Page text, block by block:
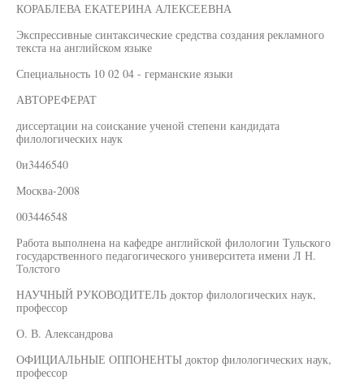
КОРАБЛЕВА ЕКАТЕРИНА АЛЕКСЕЕВНА
Экспрессивные синтаксические средства создания рекламного
текста на английском языке
Специальность 10 02 04 - германские языки
АВТОРЕФЕРАТ
диссертации на соискание ученой степени кандидата
филологических наук
0и3446540
Москва-2008
003446548
Работа выполнена на кафедре английской филологии Тульского
государственного педагогического университета имени Л Н.
Толстого
НАУЧНЫЙ РУКОВОДИТЕЛЬ доктор филологических наук,
профессор
О. В. Александрова
ОФИЦИАЛЬНЫЕ ОППОНЕНТЫ доктор филологических наук,
профессор